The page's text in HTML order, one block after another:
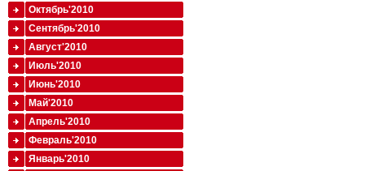
Октябрь'2010
Сентябрь'2010
Август'2010
Июль'2010
Июнь'2010
Май'2010
Апрель'2010
Февраль'2010
Январь'2010